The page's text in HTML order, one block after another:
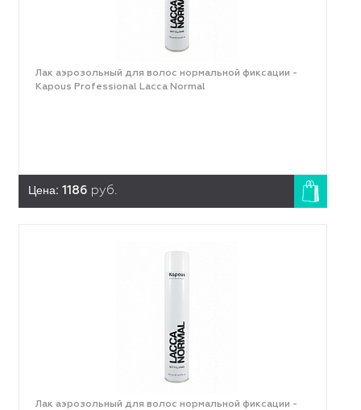
Лак аэрозольный для волос нормальной фиксации -
Kapous Professional Lacca Normal
Цена: 1186 руб.
Лак аэрозольный для волос нормальной фиксации -